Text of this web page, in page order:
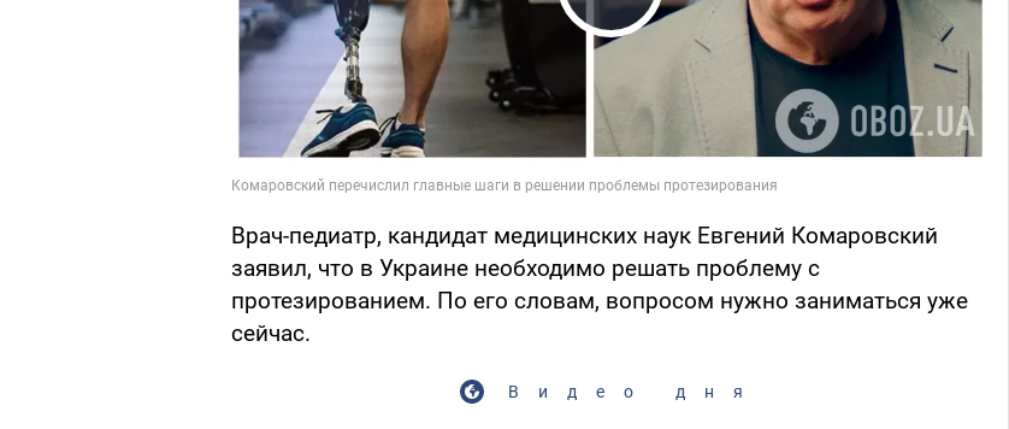
Play Video
Врач-педиатр, кандидат медицинских наук Евгений Комаровский
заявил, что в Украине необходимо решать проблему с
протезированием. По его словам, вопросом нужно заниматься уже
сейчас.
Видео дня